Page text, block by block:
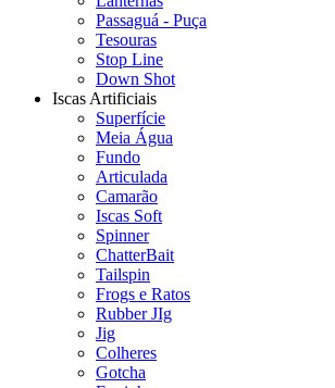
Passaguá - Puça
Tesouras
Stop Line
Down Shot
Iscas Artificiais
Superfície
Meia Água
Fundo
Articulada
Camarão
Iscas Soft
Spinner
ChatterBait
Tailspin
Frogs e Ratos
Rubber JIg
Jig
Colheres
Gotcha